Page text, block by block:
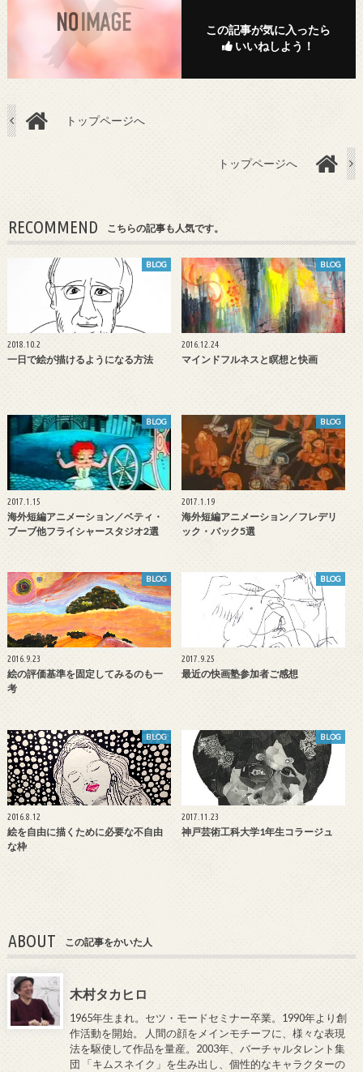
この記事が気に入ったら
いいねしよう！
トップページへ
トップページへ
RECOMMEND こちらの記事も人気です。
BLOG
2018.10.2
一日で絵が描けるようになる方法
BLOG
2016.12.24
マインドフルネスと瞑想と快画
BLOG
2017.1.15
海外短編アニメーション／ベティ・
ブーブ他フライシャースタジオ2選
BLOG
2017.1.19
海外短編アニメーション／フレデリ
ック・バック5選
BLOG
2016.9.23
絵の評価基準を固定してみるのも一
考
BLOG
2017.9.25
最近の快画塾参加者ご感想
BLOG
2016.8.12
絵を自由に描くために必要な不自由
な枠
BLOG
2017.11.23
神戸芸術工科大学1年生コラージュ
ABOUT この記事をかいた人
木村タカヒロ
1965年生まれ。セツ・モードセミナー卒業。1990年より創
作活動を開始。 人間の顔をメインモチーフに、様々な表現
法を駆使して作品を量産。2003年、バーチャルタレント集
団 「キムスネイク」を生み出し、個性的なキャラクターの